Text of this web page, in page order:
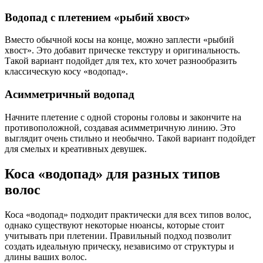
Водопад с плетением «рыбий хвост»
Вместо обычной косы на конце, можно заплести «рыбий
хвост». Это добавит прическе текстуру и оригинальность.
Такой вариант подойдет для тех, кто хочет разнообразить
классическую косу «водопад».
Асимметричный водопад
Начните плетение с одной стороны головы и закончите на
противоположной, создавая асимметричную линию. Это
выглядит очень стильно и необычно. Такой вариант подойдет
для смелых и креативных девушек.
Коса «водопад» для разных типов
волос
Коса «водопад» подходит практически для всех типов волос,
однако существуют некоторые нюансы, которые стоит
учитывать при плетении. Правильный подход позволит
создать идеальную прическу, независимо от структуры и
длины ваших волос.